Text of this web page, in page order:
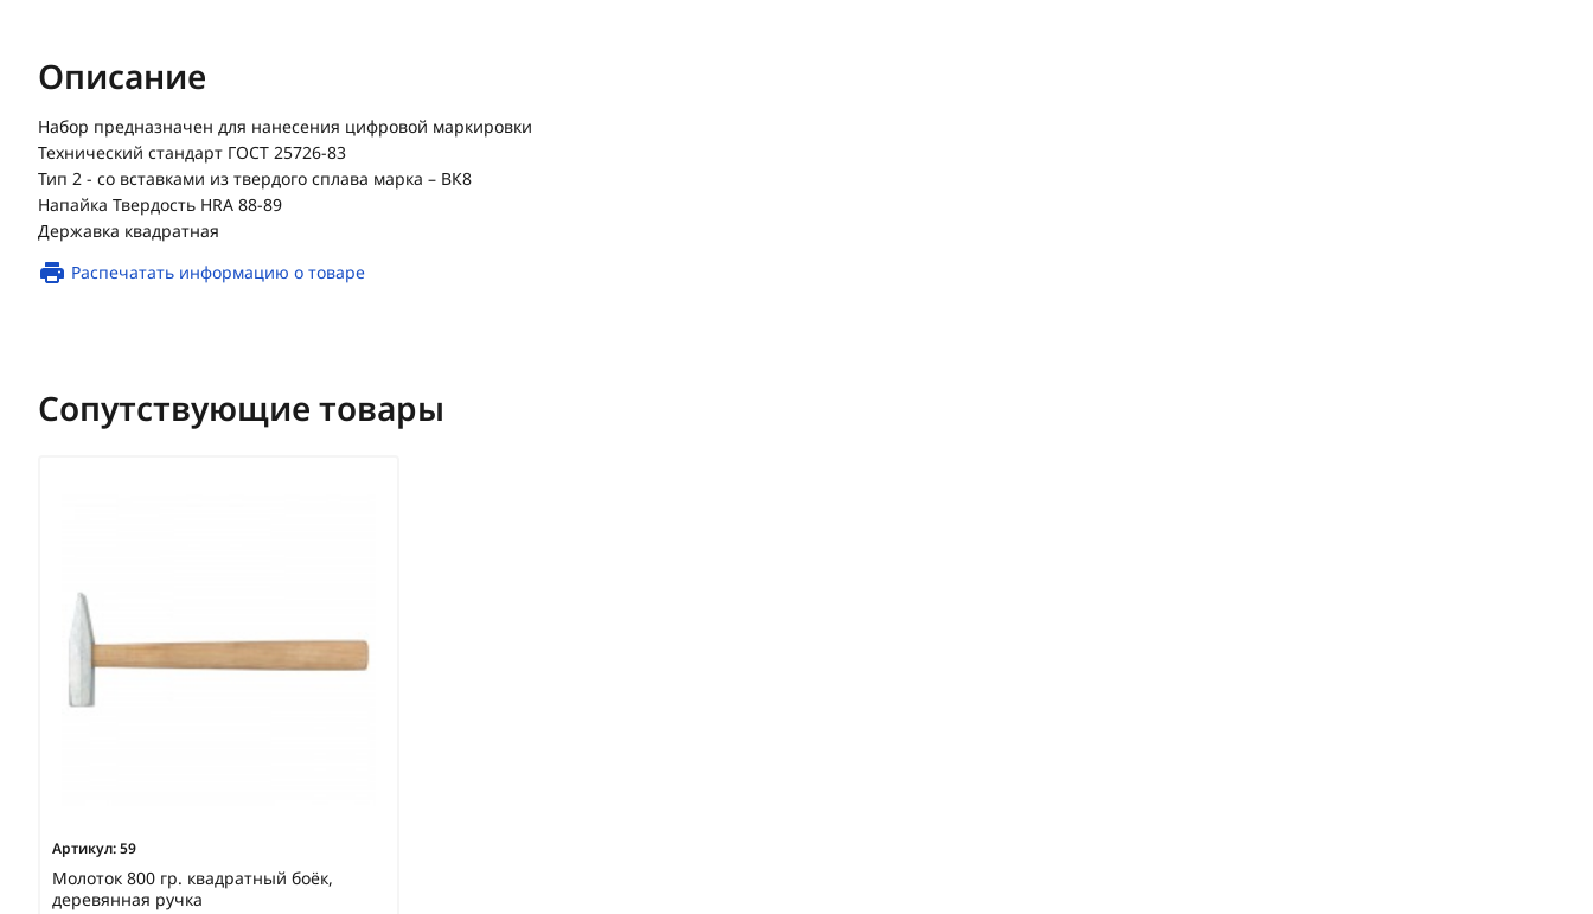
Описание
Набор предназначен для нанесения цифровой маркировки
Технический стандарт ГОСТ 25726-83
Тип 2 - со вставками из твердого сплава марка – ВК8
Напайка Твердость HRA 88-89
Державка квадратная
Распечатать информацию о товаре
Сопутствующие товары
Артикул:59
Молоток 800 гр. квадратный боёк,
деревянная ручка